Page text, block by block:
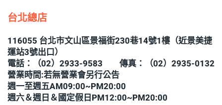
台北總店
116055 台北市文山區景福街230巷14號1樓（近景美捷
運站3號出口）
電話：（02）2933-9583 傳真：（02）2935-0132
營業時間:若無營業會另行公告
週一至週五AM09:00~PM20:00
週六＆週日＆國定假日PM12:00~PM20:00